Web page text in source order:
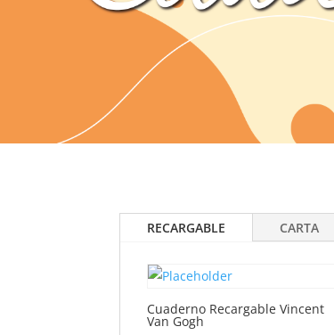
RECARGABLE CARTA
Cuaderno Recargable Vincent
Van Gogh